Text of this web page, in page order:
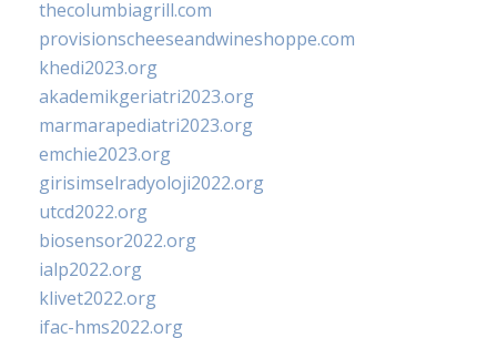
thecolumbiagrill.com
provisionscheeseandwineshoppe.com
khedi2023.org
akademikgeriatri2023.org
marmarapediatri2023.org
emchie2023.org
girisimselradyoloji2022.org
utcd2022.org
biosensor2022.org
ialp2022.org
klivet2022.org
ifac-hms2022.org